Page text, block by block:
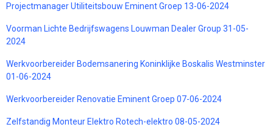
Projectmanager Utiliteitsbouw Eminent Groep 13-06-2024
Voorman Lichte Bedrijfswagens Louwman Dealer Group 31-05-
2024
Werkvoorbereider Bodemsanering Koninklijke Boskalis Westminster
01-06-2024
Werkvoorbereider Renovatie Eminent Groep 07-06-2024
Zelfstandig Monteur Elektro Rotech-elektro 08-05-2024